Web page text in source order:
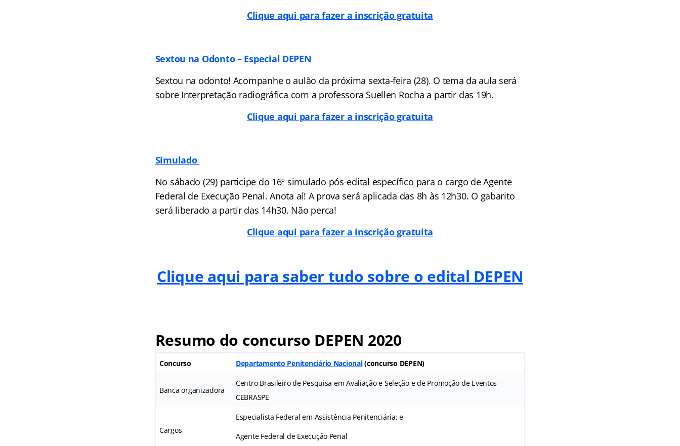
Clique aqui para fazer a inscrição gratuita
Sextou na Odonto – Especial DEPEN
Sextou na odonto! Acompanhe o aulão da próxima sexta-feira (28). O tema da aula será
sobre Interpretação radiográfica com a professora Suellen Rocha a partir das 19h.
Clique aqui para fazer a inscrição gratuita
Simulado
No sábado (29) participe do 16º simulado pós-edital específico para o cargo de Agente
Federal de Execução Penal. Anota aí! A prova será aplicada das 8h às 12h30. O gabarito
será liberado a partir das 14h30. Não perca!
Clique aqui para fazer a inscrição gratuita
Clique aqui para saber tudo sobre o edital DEPEN
Resumo do concurso DEPEN 2020
Concurso Departamento Penitenciário Nacional(concurso DEPEN)
Banca organizadora
Centro Brasileiro de Pesquisa em Avaliação e Seleção e de Promoção de Eventos –
CEBRASPE
Cargos
Especialista Federal em Assistência Penitenciária; e
Agente Federal de Execução Penal